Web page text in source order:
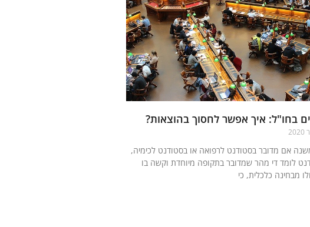
בחו"ל: איך אפשר לחסוך בהוצאות?
אם מדובר בסטודנט לרפואה או בסטודנט לכימיה,
לומד די מהר שמדובר בתקופה מיוחדת וקשה בו
מבחינה כלכלית, כי